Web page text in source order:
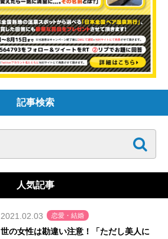
記事検索
人気記事
2021.02.03 恋愛・結婚
世の女性は勘違い注意！「ただし美人に